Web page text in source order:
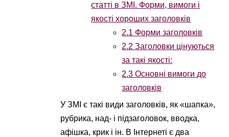
статті в ЗМІ. Форми, вимоги і
якості хороших заголовків
2.1 Форми заголовків
2.2 Заголовки цінуються
за такі якості:
2.3 Основні вимоги до
заголовків
У ЗМІ є такі види заголовків, як «шапка»,
рубрика, над- і підзаголовок, вводка,
афішка, крик і ін. В Інтернеті є два